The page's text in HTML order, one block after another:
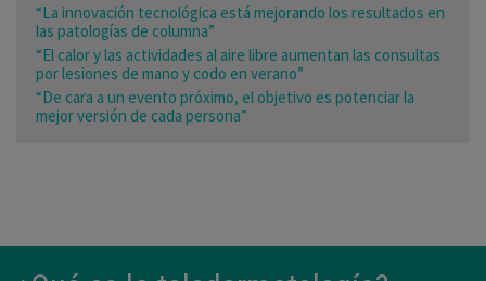
“La innovación tecnológica está mejorando los resultados en
las patologías de columna”
“El calor y las actividades al aire libre aumentan las consultas
por lesiones de mano y codo en verano”
“De cara a un evento próximo, el objetivo es potenciar la
mejor versión de cada persona”